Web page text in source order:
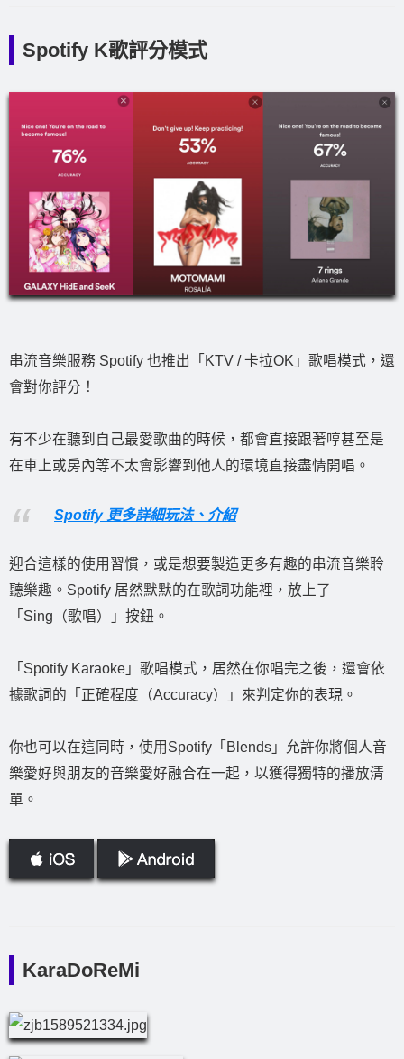
Spotify K歌評分模式
串流音樂服務 Spotify 也推出「KTV / 卡拉OK」歌唱模式，還
會對你評分！
有不少在聽到自己最愛歌曲的時候，都會直接跟著哼甚至是
在車上或房內等不太會影響到他人的環境直接盡情開唱。
Spotify 更多詳細玩法、介紹
迎合這樣的使用習慣，或是想要製造更多有趣的串流音樂聆
聽樂趣。Spotify 居然默默的在歌詞功能裡，放上了
「Sing（歌唱）」按鈕。
「Spotify Karaoke」歌唱模式，居然在你唱完之後，還會依
據歌詞的「正確程度（Accuracy）」來判定你的表現。
你也可以在這同時，使用Spotify「Blends」允許你將個人音
樂愛好與朋友的音樂愛好融合在一起，以獲得獨特的播放清
單。
KaraDoReMi